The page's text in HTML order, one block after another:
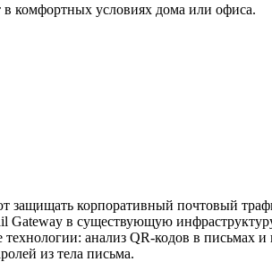
комфортных условиях дома или офиса.
защищать корпоративный почтовый
Gateway в существующую
анализ QR‑кодов в письмах и
из тела письма.